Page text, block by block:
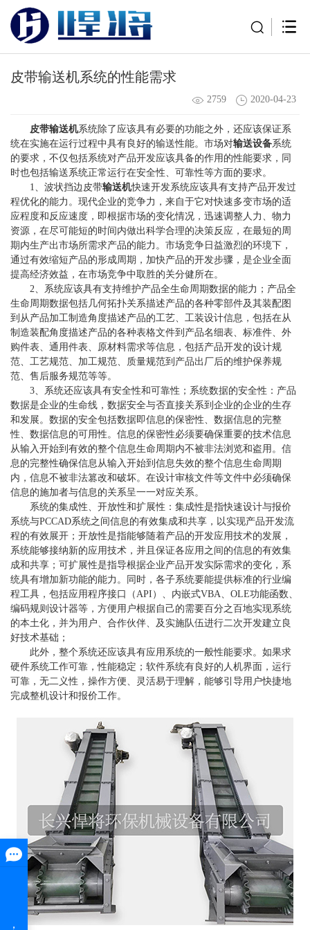
皮带输送机系统的性能需求
2759 2020-04-23
皮带输送机系统除了应该具有必要的功能之外，还应该保证系
统在实施在运行过程中具有良好的输送性能。市场对输送设备系统
的要求，不仅包括系统对产品开发应该具备的作用的性能要求，同
时也包括输送系统正常运行在安全性、可靠性等方面的要求。
1、波状挡边皮带输送机快速开发系统应该具有支持产品开发过
程优化的能力。现代企业的竞争力，来自于它对快速多变市场的适
应程度和反应速度，即根据市场的变化情况，迅速调整人力、物力
资源，在尽可能短的时间内做出科学合理的决策反应，在最短的周
期内生产出市场所需求产品的能力。市场竞争日益激烈的环境下，
通过有效缩短产品的形成周期，加快产品的开发步骤，是企业全面
提高经济效益，在市场竞争中取胜的关分健所在。
2、系统应该具有支持维护产品全生命周期数据的能力；产品全
生命周期数据包括几何拓扑关系描述产品的各种零部件及其装配图
到从产品加工制造角度描述产品的工艺、工装设计信息，包括在从
制造装配角度描述产品的各种表格文件到产品名细表、标准件、外
购件表、通用件表、原材料需求等信息，包括产品开发的设计规
范、工艺规范、加工规范、质量规范到产品出厂后的维护保养规
范、售后服务规范等等。
3、系统还应该具有安全性和可靠性；系统数据的安全性：产品
数据是企业的生命线，数据安全与否直接关系到企业的企业的生存
和发展。数据的安全包括数据即信息的保密性、数据信息的完整
性、数据信息的可用性。信息的保密性必须要确保重要的技术信息
从输入开始到有效的整个信息生命周期内不被非法浏览和盗用。信
息的完整性确保信息从输入开始到信息失效的整个信息生命周期
内，信息不被非法篡改和破坏。在设计审核文件等文件中必须确保
信息的施加者与信息的关系呈一一对应关系。
系统的集成性、开放性和扩展性：集成性是指快速设计与报价
系统与PCCAD系统之间信息的有效集成和共享，以实现产品开发流
程的有效展开；开放性是指能够随着产品的开发应用技术的发展，
系统能够接纳新的应用技术，并且保证各应用之间的信息的有效集
成和共享；可扩展性是指导根据企业产品开发实际需求的变化，系
统具有增加新功能的能力。同时，各子系统要能提供标准的行业编
程工具，包括应用程序接口（API）、内嵌式VBA、OLE功能函数、
编码规则设计器等，方便用户根据自己的需要百分之百地实现系统
的本土化，并为用户、合作伙伴、及实施队伍进行二次开发建立良
好技术基础；
此外，整个系统还应该具有应用系统的一般性能要求。如果求
硬件系统工作可靠，性能稳定；软件系统有良好的人机界面，运行
可靠，无二义性，操作方便、灵活易于理解，能够引导用户快捷地
完成整机设计和报价工作。